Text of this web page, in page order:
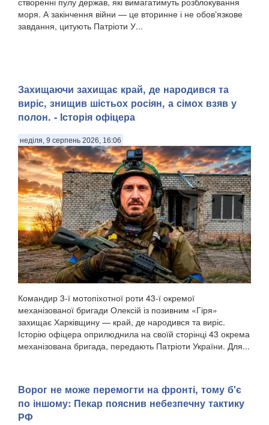
моря. А закінчення війни — це вторинне і не обовʼязкове
завдання, цитують Патріоти У...
Захищаючи захищає край, де народився та
виріс, знищив шістьох росіян, а сімох взяв у
полон. - Історія офіцера
неділя, 9 серпень 2026, 16:06
Командир 3-ї мотопіхотної роти 43-ї окремої
механізованої бригади Олексій із позивним «Гіря»
захищає Харківщину — край, де народився та виріс.
Історію офіцера оприлюднила на своїй сторінці 43 окрема
механізована бригада, передають Патріоти України. Для...
Ворог не може перемогти на фронті, тому б'є
по іншому: Пекар пояснив небезпечну тактику
РФ